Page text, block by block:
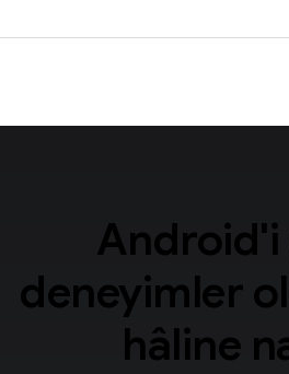
Android'i
deneyimler
hâline